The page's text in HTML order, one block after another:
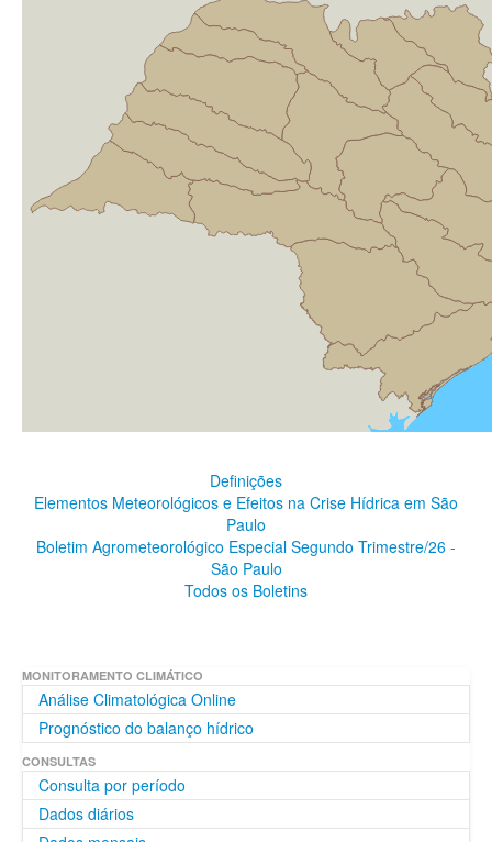
Definições
Elementos Meteorológicos e Efeitos na Crise Hídrica em São
Paulo
Boletim Agrometeorológico Especial Segundo Trimestre/26 -
São Paulo
Todos os Boletins
MONITORAMENTO CLIMÁTICO
Análise Climatológica Online
Prognóstico do balanço hídrico
CONSULTAS
Consulta por período
Dados diários